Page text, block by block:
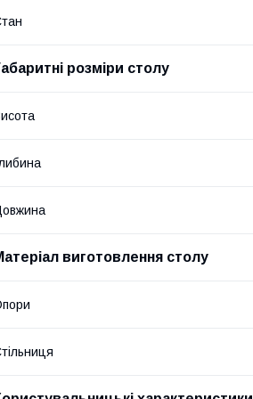
розміри столу
виготовлення столу